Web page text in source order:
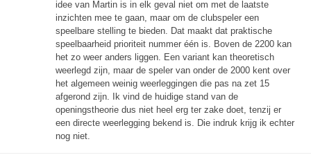
idee van Martin is in elk geval niet om met de laatste
inzichten mee te gaan, maar om de clubspeler een
speelbare stelling te bieden. Dat maakt dat praktische
speelbaarheid prioriteit nummer één is. Boven de 2200 kan
het zo weer anders liggen. Een variant kan theoretisch
weerlegd zijn, maar de speler van onder de 2000 kent over
het algemeen weinig weerleggingen die pas na zet 15
afgerond zijn. Ik vind de huidige stand van de
openingstheorie dus niet heel erg ter zake doet, tenzij er
een directe weerlegging bekend is. Die indruk krijg ik echter
nog niet.